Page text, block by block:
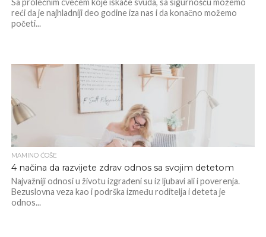
Sa prolećnim cvećem koje iskače svuda, sa sigurnošću možemo
reći da je najhladniji deo godine iza nas i da konačno možemo
početi...
MAMINO ĆOŠE
4 načina da razvijete zdrav odnos sa svojim detetom
Najvažniji odnosi u životu izgrađeni su iz ljubavi ali i poverenja.
Bezuslovna veza kao i podrška između roditelja i deteta je
odnos...